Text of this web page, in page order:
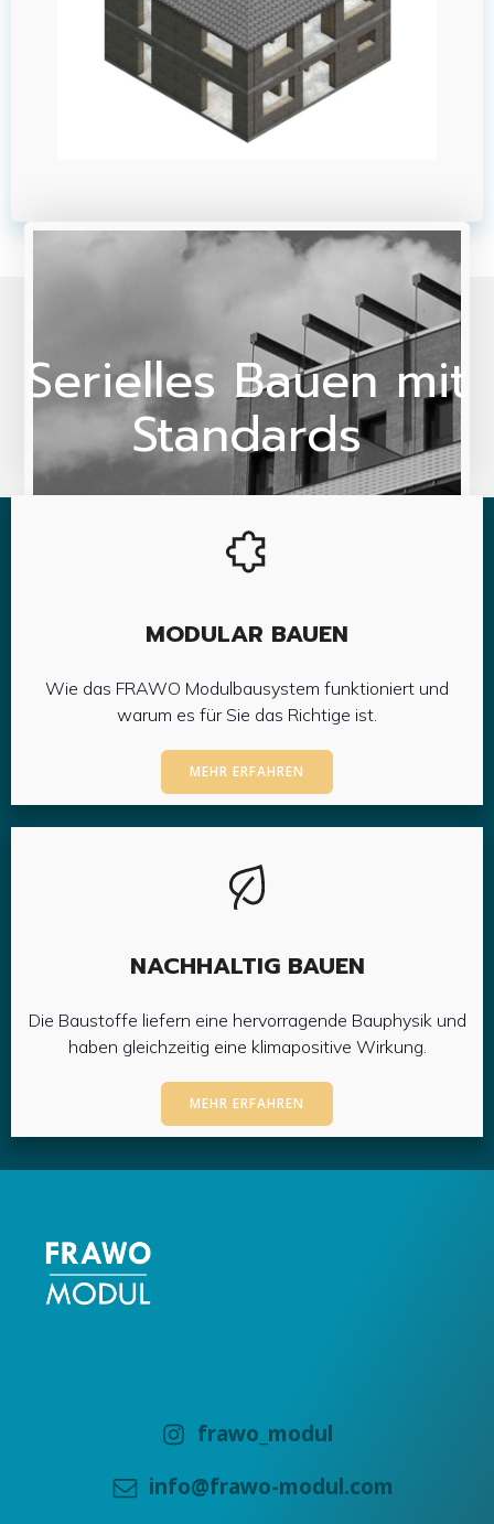
Serielles Bauen mit
Standards
MODULAR BAUEN
Wie das FRAWO Modulbausystem funktioniert und
warum es für Sie das Richtige ist.
MEHR ERFAHREN
NACHHALTIG BAUEN
Die Baustoffe liefern eine hervorragende Bauphysik und
haben gleichzeitig eine klimapositive Wirkung.
MEHR ERFAHREN
frawo_modul
info@frawo-modul.com